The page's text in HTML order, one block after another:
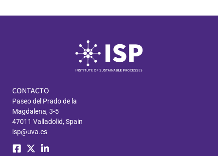
CONTACTO
Paseo del Prado de la
Magdalena, 3-5
47011 Valladolid, Spain
isp@uva.es